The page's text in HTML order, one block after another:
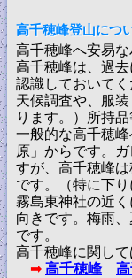
高千穂峰登山につ
高千穂峰へ安易な
高千穂峰は、過
認識しておいてく
天候調査や、服
ります。）所持
一般的な高千穂
原」からです。
すが、高千穂峰
です。（特に下り
霧島東神社の近
向きです。梅雨
です。
高千穂峰に関し
➡ 高千穂峰